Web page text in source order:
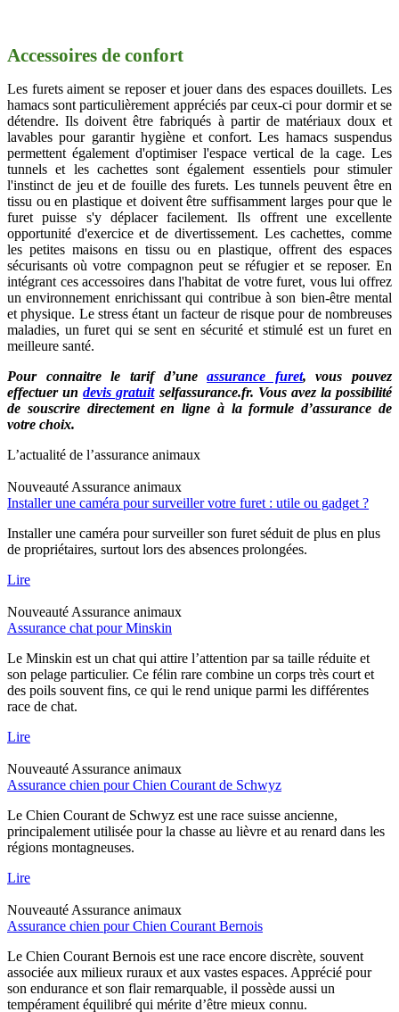
Accessoires de confort
Les furets aiment se reposer et jouer dans des espaces douillets. Les
hamacs sont particulièrement appréciés par ceux-ci pour dormir et se
détendre. Ils doivent être fabriqués à partir de matériaux doux et
lavables pour garantir hygiène et confort. Les hamacs suspendus
permettent également d'optimiser l'espace vertical de la cage. Les
tunnels et les cachettes sont également essentiels pour stimuler
l'instinct de jeu et de fouille des furets. Les tunnels peuvent être en
tissu ou en plastique et doivent être suffisamment larges pour que le
furet puisse s'y déplacer facilement. Ils offrent une excellente
opportunité d'exercice et de divertissement. Les cachettes, comme
les petites maisons en tissu ou en plastique, offrent des espaces
sécurisants où votre compagnon peut se réfugier et se reposer. En
intégrant ces accessoires dans l'habitat de votre furet, vous lui offrez
un environnement enrichissant qui contribue à son bien-être mental
et physique. Le stress étant un facteur de risque pour de nombreuses
maladies, un furet qui se sent en sécurité et stimulé est un furet en
meilleure santé.
Pour connaitre le tarif d’uneassurance furet, vous pouvez
effectuer undevis gratuitselfassurance.fr. Vous avez la possibilité
de souscrire directement en ligne à la formule d’assurance de
votre choix.
L’actualité de l’assurance animaux
Nouveauté Assurance animaux
Installer une caméra pour surveiller votre furet : utile ou gadget ?
Installer une caméra pour surveiller son furet séduit de plus en plus
de propriétaires, surtout lors des absences prolongées.
Lire
Nouveauté Assurance animaux
Assurance chat pour Minskin
Le Minskin est un chat qui attire l’attention par sa taille réduite et
son pelage particulier. Ce félin rare combine un corps très court et
des poils souvent fins, ce qui le rend unique parmi les différentes
race de chat.
Lire
Nouveauté Assurance animaux
Assurance chien pour Chien Courant de Schwyz
Le Chien Courant de Schwyz est une race suisse ancienne,
principalement utilisée pour la chasse au lièvre et au renard dans les
régions montagneuses.
Lire
Nouveauté Assurance animaux
Assurance chien pour Chien Courant Bernois
Le Chien Courant Bernois est une race encore discrète, souvent
associée aux milieux ruraux et aux vastes espaces. Apprécié pour
son endurance et son flair remarquable, il possède aussi un
tempérament équilibré qui mérite d’être mieux connu.